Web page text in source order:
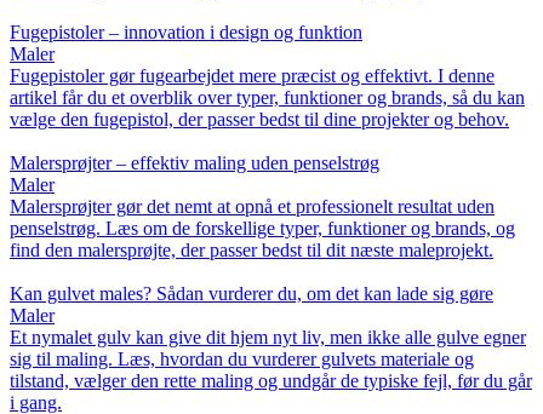
Fugepistoler – innovation i design og funktion
Maler
Fugepistoler gør fugearbejdet mere præcist og effektivt. I denne
artikel får du et overblik over typer, funktioner og brands, så du kan
vælge den fugepistol, der passer bedst til dine projekter og behov.
Malersprøjter – effektiv maling uden penselstrøg
Maler
Malersprøjter gør det nemt at opnå et professionelt resultat uden
penselstrøg. Læs om de forskellige typer, funktioner og brands, og
find den malersprøjte, der passer bedst til dit næste maleprojekt.
Kan gulvet males? Sådan vurderer du, om det kan lade sig gøre
Maler
Et nymalet gulv kan give dit hjem nyt liv, men ikke alle gulve egner
sig til maling. Læs, hvordan du vurderer gulvets materiale og
tilstand, vælger den rette maling og undgår de typiske fejl, før du går
i gang.